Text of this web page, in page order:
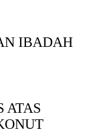
IBADAH
ATAS